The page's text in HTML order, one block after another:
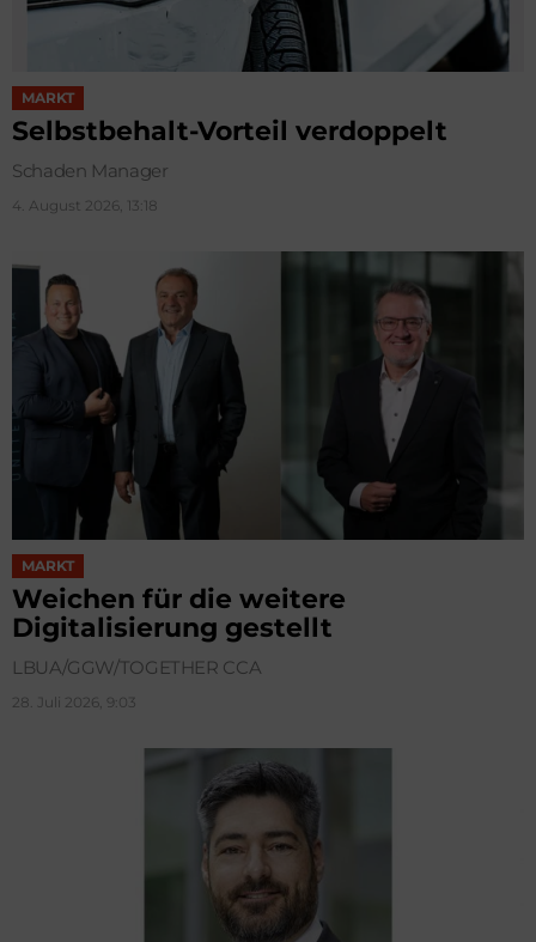
MARKT
Selbstbehalt-Vorteil verdoppelt
Schaden Manager
4. August 2026, 13:18
MARKT
Weichen für die weitere
Digitalisierung gestellt
LBUA/GGW/TOGETHER CCA
28. Juli 2026, 9:03